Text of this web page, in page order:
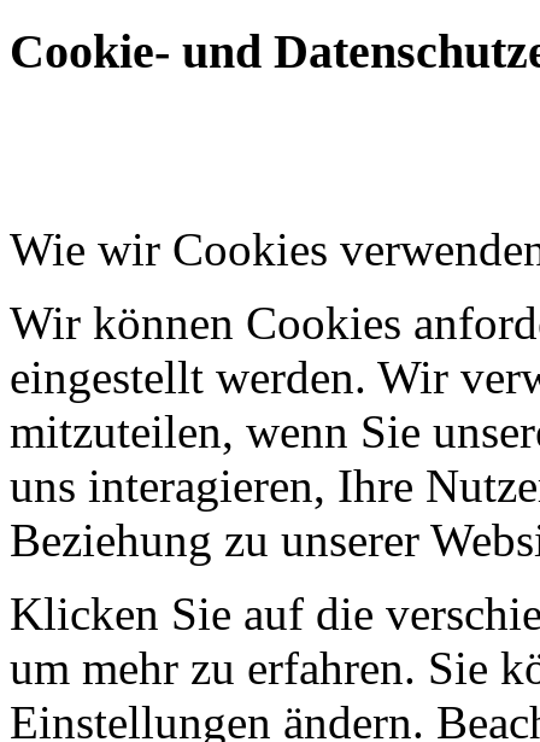
Cookie- und
Wie wir Cookies
Wir können Cookies
eingestellt werden. Wir
mitzuteilen, wenn Sie
uns interagieren, Ihre
Beziehung zu unserer
Klicken Sie auf die
um mehr zu erfahren. Sie
Einstellungen ändern.